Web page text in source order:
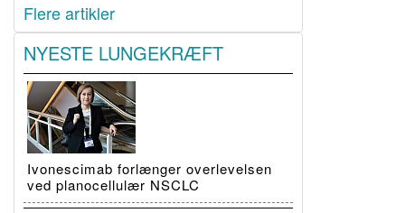
Flere artikler
NYESTE LUNGEKRÆFT
Ivonescimab forlænger overlevelsen
ved planocellulær NSCLC